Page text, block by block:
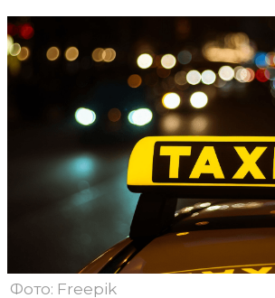
Фото: Freepik